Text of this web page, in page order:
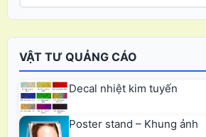
VẬT TƯ QUẢNG CÁO
Decal nhiệt kim tuyến
Poster stand – Khung ảnh